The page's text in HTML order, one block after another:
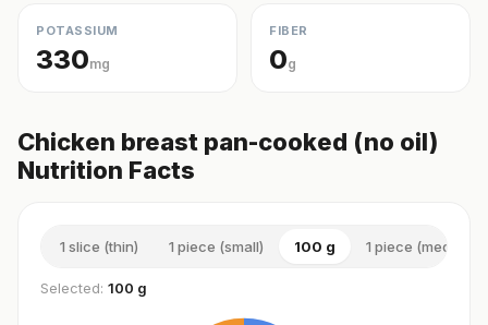
POTASSIUM
330mg
FIBER
0g
Chicken breast pan-cooked (no oil)
Nutrition Facts
1 slice (thin) 1 piece (small) 100 g 1 piece (medium)
Selected: 100 g